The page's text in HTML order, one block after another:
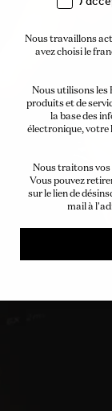
Nous travaillons
avez choisi le
Nous utilisons les
produits et de
la base des
électronique, votre
Nous traitons vos
Vous pouvez
sur le lien de
mail à